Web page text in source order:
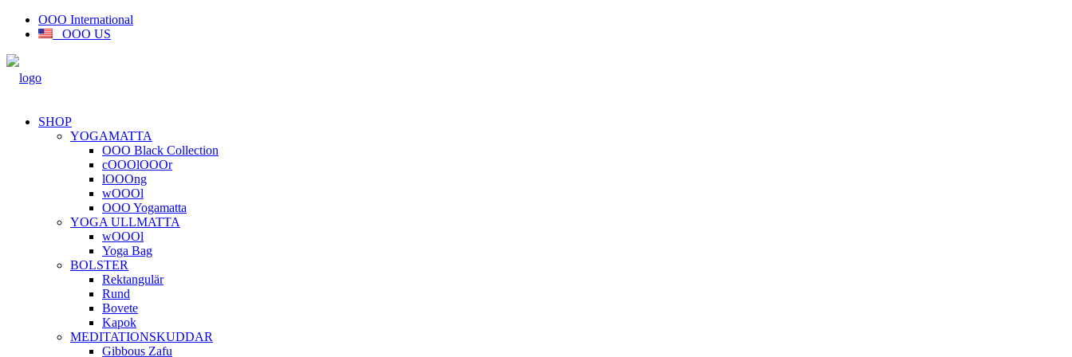
OOO International
OOO US
SHOP
YOGAMATTA
OOO Black Collection
cOOOlOOOr
lOOOng
wOOOl
OOO Yogamatta
YOGA ULLMATTA
wOOOl
Yoga Bag
BOLSTER
Rektangulär
Rund
Bovete
Kapok
MEDITATIONSKUDDAR
Gibbous Zafu